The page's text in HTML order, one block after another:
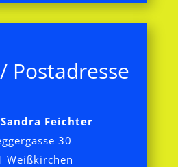
Postadresse
Feichter
30
Weißkirchen